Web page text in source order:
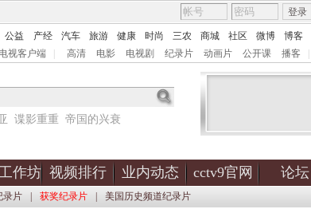
登录
公益 产经 汽车 旅游 健康 时尚 三农 商城 社区 微博 博客
视客户端 高清 电影 电视剧 纪录片 动画片 公开课 播客
谍影重重 帝国的兴衰
作坊 视频排行 业内动态 cctv9官网 论坛
录片 获奖纪录片 美国历史频道纪录片